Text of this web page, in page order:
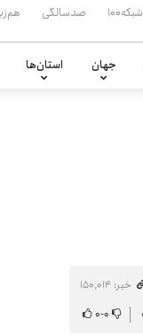
شبکه۱۰۰ صدسالگی
جهان استان‌ها
خبر: ۱۵۰٬۰۱۴
۰-۰